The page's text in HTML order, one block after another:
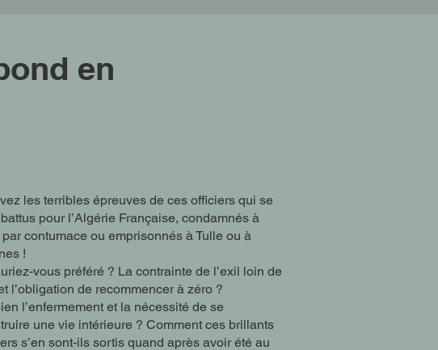
en
les terribles épreuves de ces officiers qui se
pour l’Algérie Française, condamnés à
par contumace ou emprisonnés à Tulle ou à
!
vous préféré ? La contrainte de l’exil loin de
l’obligation de recommencer à zéro ?
l’enfermement et la nécessité de se
une vie intérieure ? Comment ces brillants
s’en sont-ils sortis quand après avoir été au